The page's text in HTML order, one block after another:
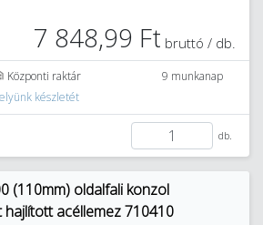
7 848,99 Ft bruttó / db.
Központi raktár
9 munkanap
készletét
db.
(110mm) oldalfali konzol
acéllemez 710410